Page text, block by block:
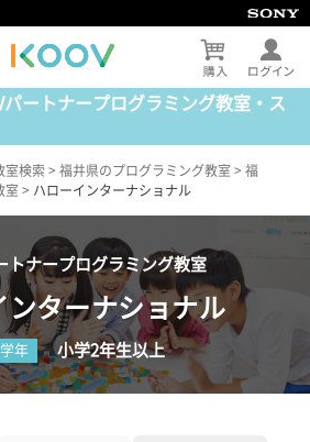
ートナープログラミング教室・ス
室検索 > 福井県のプログラミング教室 > 福
室 > ハローインターナショナル
トナープログラミング教室
ンターナショナル
年 小学2年生以上